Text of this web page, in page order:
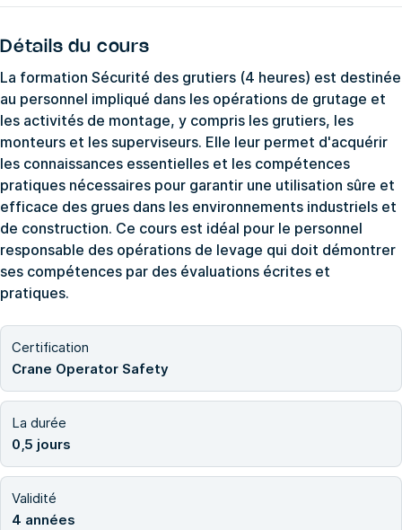
Détails du cours
La formation Sécurité des grutiers (4 heures) est destinée
au personnel impliqué dans les opérations de grutage et
les activités de montage, y compris les grutiers, les
monteurs et les superviseurs. Elle leur permet d'acquérir
les connaissances essentielles et les compétences
pratiques nécessaires pour garantir une utilisation sûre et
efficace des grues dans les environnements industriels et
de construction. Ce cours est idéal pour le personnel
responsable des opérations de levage qui doit démontrer
ses compétences par des évaluations écrites et
pratiques.
Certification
Crane Operator Safety
La durée
0,5 jours
Validité
4 années